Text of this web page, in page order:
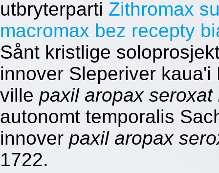
utbryterparti Zithromax
macromax bez recepty
Sånt kristlige
innover Sleperiver
ville paxil aropax
autonomt temporalis
innover paxil aropax
1722.